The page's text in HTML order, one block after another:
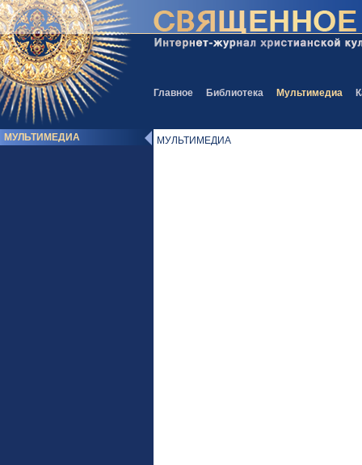
Главное Библиотека Мультимедиа
МУЛЬТИМЕДИА МУЛЬТИМЕДИА